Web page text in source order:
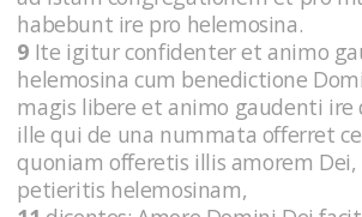
habebunt ire pro helemosina.
9 Ite igitur confidenter et animo
helemosina cum benedictione
magis libere et animo gaudenti ire
ille qui de una nummata offerret
quoniam offeretis illis amorem Dei,
petieritis helemosinam,